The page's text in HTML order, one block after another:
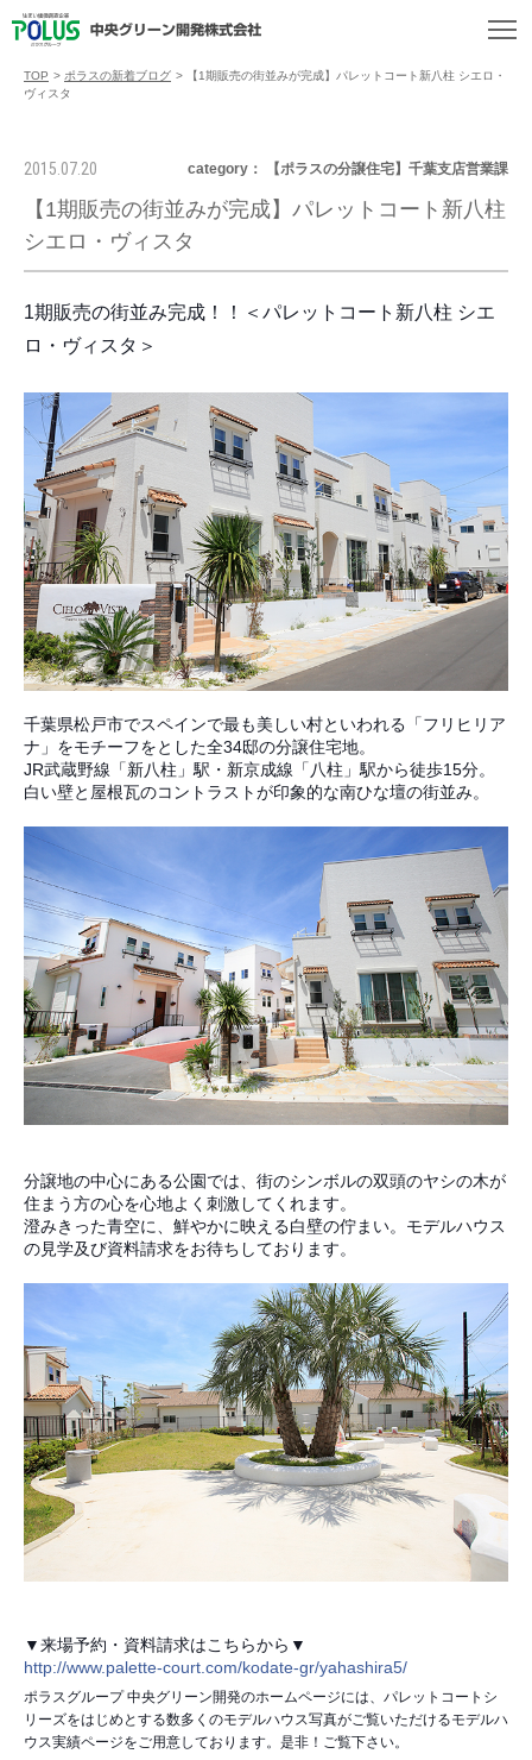
TOP > ポラスの新着ブログ >
【1期販売の街並みが完成】パレットコート新八柱 シエロ・
ヴィスタ
2015.07.20 category： 【ポラスの分譲住宅】千葉支店営業課
【1期販売の街並みが完成】パレットコート新八柱
シエロ・ヴィスタ
1期販売の街並み完成！！＜パレットコート新八柱 シエ
ロ・ヴィスタ＞
千葉県松戸市でスペインで最も美しい村といわれる「フリヒリア
ナ」をモチーフをとした全34邸の分譲住宅地。
JR武蔵野線「新八柱」駅・新京成線「八柱」駅から徒歩15分。
白い壁と屋根瓦のコントラストが印象的な南ひな壇の街並み。
分譲地の中心にある公園では、街のシンボルの双頭のヤシの木が
住まう方の心を心地よく刺激してくれます。
澄みきった青空に、鮮やかに映える白壁の佇まい。モデルハウス
の見学及び資料請求をお待ちしております。
▼来場予約・資料請求はこちらから▼
http://www.palette-court.com/kodate-gr/yahashira5/
ポラスグループ 中央グリーン開発のホームページには、パレットコートシ
リーズをはじめとする数多くのモデルハウス写真がご覧いただけるモデルハ
ウス実績ページをご用意しております。是非！ご覧下さい。